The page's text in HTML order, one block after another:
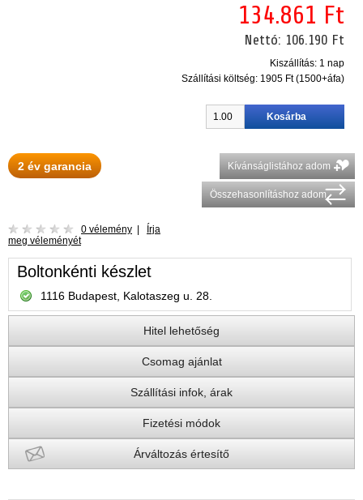
134.861 Ft
Nettó: 106.190 Ft
Kiszállítás: 1 nap
Szállítási költség: 1905 Ft (1500+áfa)
2 év garancia Kívánságlistához adom
Összehasonlításhoz adom
0 vélemény
Írja
meg véleményét
Boltonkénti készlet
1116 Budapest, Kalotaszeg u. 28.
Hitel lehetőség
Csomag ajánlat
Szállítási infok, árak
Fizetési módok
Árváltozás értesítő